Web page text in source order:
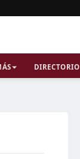
DIRECTORIO